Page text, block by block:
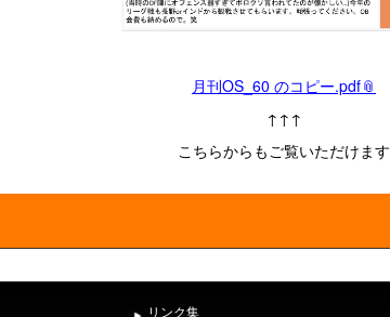
月刊OS_60 のコピー.pdf
↑↑↑
こちらからもご覧いただけます
リンク集